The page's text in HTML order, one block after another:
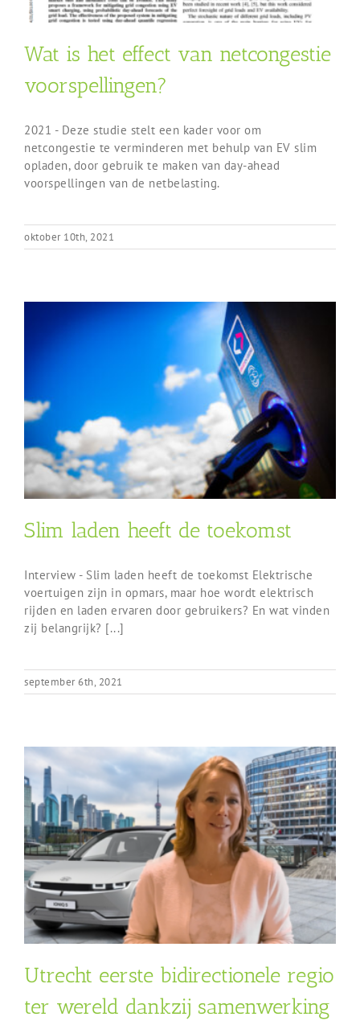
Wat is het effect van netcongestie
voorspellingen?
2021 - Deze studie stelt een kader voor om
netcongestie te verminderen met behulp van EV slim
opladen, door gebruik te maken van day-ahead
voorspellingen van de netbelasting.
oktober 10th, 2021
Slim laden heeft de toekomst
Interview - Slim laden heeft de toekomst Elektrische
voertuigen zijn in opmars, maar hoe wordt elektrisch
rijden en laden ervaren door gebruikers? En wat vinden
zij belangrijk? [...]
september 6th, 2021
Utrecht eerste bidirectionele regio
ter wereld dankzij samenwerking